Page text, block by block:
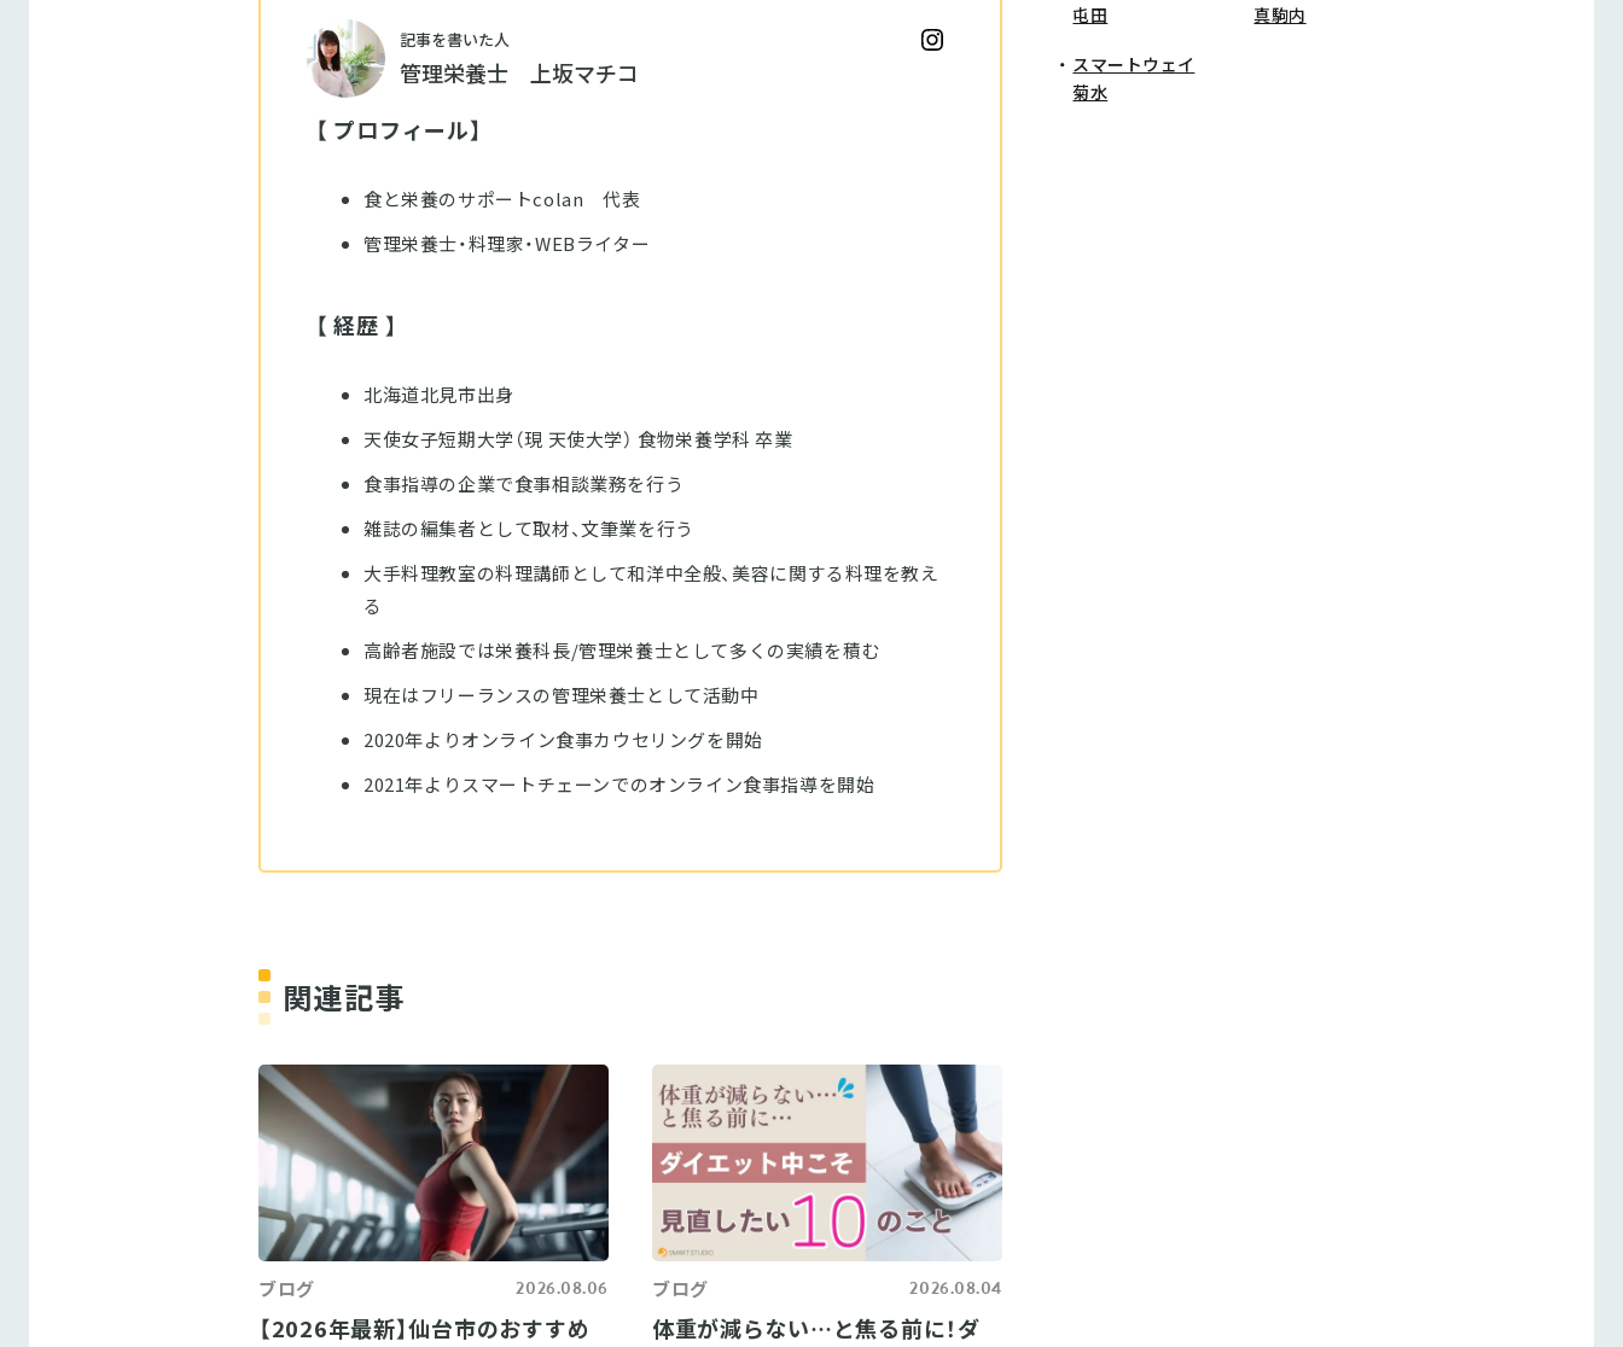
記事を書いた人
管理栄養士 上坂マチコ
【 プロフィール】
食と栄養のサポートcolan 代表
管理栄養士・料理家・WEBライター
【 経歴 】
北海道北見市出身
天使女子短期大学（現 天使大学） 食物栄養学科 卒業
食事指導の企業で食事相談業務を行う
雑誌の編集者として取材、文筆業を行う
大手料理教室の料理講師として和洋中全般、美容に関する料理を教え
る
高齢者施設では栄養科長/管理栄養士として多くの実績を積む
現在はフリーランスの管理栄養士として活動中
2020年よりオンライン食事カウセリングを開始
2021年よりスマートチェーンでのオンライン食事指導を開始
関連記事
ブログ 2026.08.06
【2026年最新】仙台市のおすすめ
ブログ 2026.08.04
体重が減らない…と焦る前に！ダ
屯田
真駒内
スマートウェイ
菊水